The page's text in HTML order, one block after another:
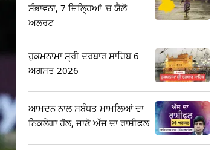
ਸੰਭਾਵਨਾ, 7 ਜ਼ਿਲ੍ਹਿਆਂ 'ਚ ਯੈਲੋ
ਅਲਰਟ
ਹੁਕਮਨਾਮਾ ਸ੍ਰੀ ਦਰਬਾਰ ਸਾਹਿਬ 6
ਅਗਸਤ 2026
ਆਮਦਨ ਨਾਲ ਸਬੰਧਤ ਮਾਮਲਿਆਂ ਦਾ
ਨਿਕਲੇਗਾ ਹੱਲ, ਜਾਣੋ ਅੱਜ ਦਾ ਰਾਸ਼ੀਫਲ